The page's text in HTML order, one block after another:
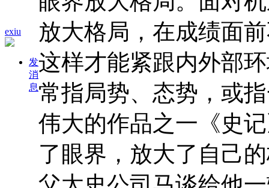
exiu
发
消
息
放大格局，在成绩面
这样才能紧跟内外部
常指局势、态势，或
伟大的作品之一《史
了眼界，放大了自己